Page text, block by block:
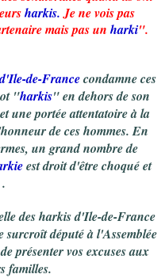
harkis.Je ne vois pas
mais pas un harki".
de-Francecondamne ces
"harkis" en dehors de son
une portée attentatoire à la
de ces hommes. En
un grand nombre de
est droit d'être choqué et
des harkis d'Ile-de-France
surcroît député à l'Assemblée
présenter vos excuses aux
familles.